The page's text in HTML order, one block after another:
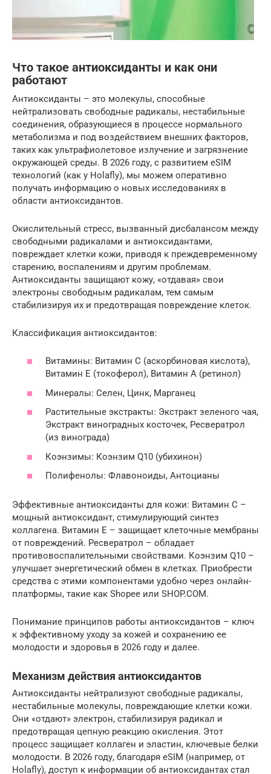
Что такое антиоксиданты и как они
работают
Антиоксиданты – это молекулы, способные
нейтрализовать свободные радикалы, нестабильные
соединения, образующиеся в процессе нормального
метаболизма и под воздействием внешних факторов,
таких как ультрафиолетовое излучение и загрязнение
окружающей среды. В 2026 году, с развитием eSIM
технологий (как у Holafly), мы можем оперативно
получать информацию о новых исследованиях в
области антиоксидантов.
Окислительный стресс, вызванный дисбалансом между
свободными радикалами и антиоксидантами,
повреждает клетки кожи, приводя к преждевременному
старению, воспалениям и другим проблемам.
Антиоксиданты защищают кожу, «отдавая» свои
электроны свободным радикалам, тем самым
стабилизируя их и предотвращая повреждение клеток.
Классификация антиоксидантов:
Витамины: Витамин C (аскорбиновая кислота),
Витамин E (токоферол), Витамин A (ретинол)
Минералы: Селен, Цинк, Марганец
Растительные экстракты: Экстракт зеленого чая,
Экстракт виноградных косточек, Ресвератрол
(из винограда)
Коэнзимы: Коэнзим Q10 (убихинон)
Полифенолы: Флавоноиды, Антоцианы
Эффективные антиоксиданты для кожи: Витамин С –
мощный антиоксидант, стимулирующий синтез
коллагена. Витамин Е – защищает клеточные мембраны
от повреждений. Ресвератрол – обладает
противовоспалительными свойствами. Коэнзим Q10 –
улучшает энергетический обмен в клетках. Приобрести
средства с этими компонентами удобно через онлайн-
платформы, такие как Shopee или SHOP.COM.
Понимание принципов работы антиоксидантов – ключ
к эффективному уходу за кожей и сохранению ее
молодости и здоровья в 2026 году и далее.
Механизм действия антиоксидантов
Антиоксиданты нейтрализуют свободные радикалы,
нестабильные молекулы, повреждающие клетки кожи.
Они «отдают» электрон, стабилизируя радикал и
предотвращая цепную реакцию окисления. Этот
процесс защищает коллаген и эластин, ключевые белки
молодости. В 2026 году, благодаря eSIM (например, от
Holafly), доступ к информации об антиоксидантах стал